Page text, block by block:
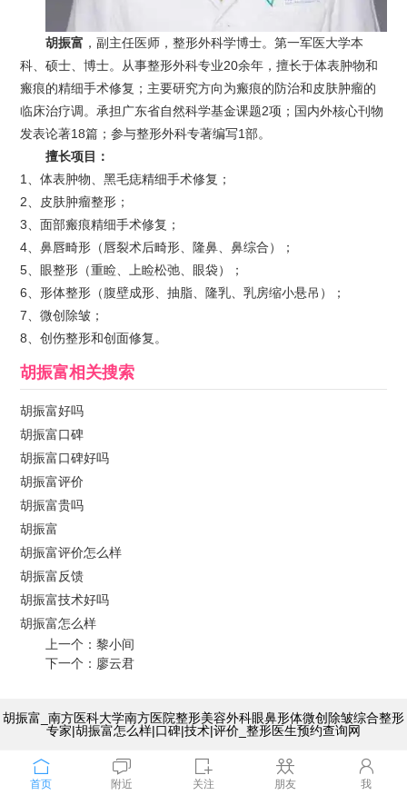
胡振富 ，副主任医师，整形外科学博士。第一军医大学本
科、硕士、博士。从事整形外科专业20余年，擅长于体表肿物和
瘢痕的精细手术修复；主要研究方向为瘢痕的防治和皮肤肿瘤的
临床治疗调。承担广东省自然科学基金课题2项；国内外核心刊物
发表论著18篇；参与整形外科专著编写1部。
擅长项目：
1、体表肿物、黑毛痣精细手术修复；
2、皮肤肿瘤整形；
3、面部瘢痕精细手术修复；
4、鼻唇畸形（唇裂术后畸形、隆鼻、鼻综合）；
5、眼整形（重睑、上睑松弛、眼袋）；
6、形体整形（腹壁成形、抽脂、隆乳、乳房缩小悬吊）；
7、微创除皱；
8、创伤整形和创面修复。
胡振富相关搜索
胡振富好吗
胡振富口碑
胡振富口碑好吗
胡振富评价
胡振富贵吗
胡振富
胡振富评价怎么样
胡振富反馈
胡振富技术好吗
胡振富怎么样
上一个：黎小间
下一个： 廖云君
胡振富_南方医科大学南方医院整形美容外科眼鼻形体微创除皱综合整形
专家|胡振富怎么样|口碑|技术|评价_整形医生预约查询网
首页 附近 关注 朋友 我